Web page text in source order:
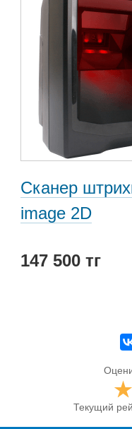
Сканер
image 2D
147 500 тг
Текущий